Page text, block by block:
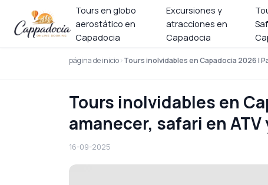
Tours en globo
aerostático en
Capadocia
Excursiones y
atracciones en
Capadocia
página de inicio Tours inolvidables en Capadocia 2026 |
Tours inolvidables en
amanecer, safari en
16-09-2025